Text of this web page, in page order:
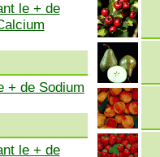
le + de
+ de Sodium
le + de